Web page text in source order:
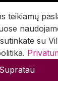
teikiamų
su
Supratau